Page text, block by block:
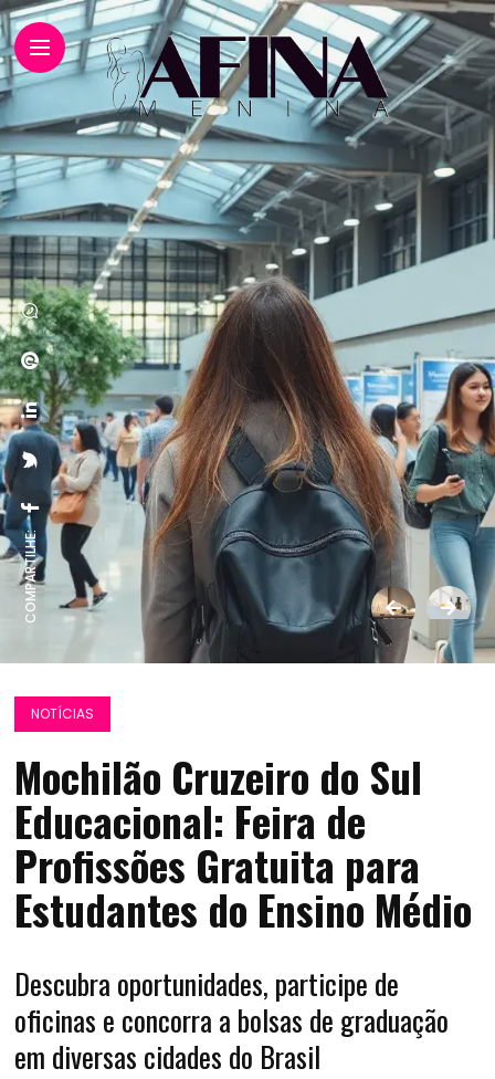
COMPARTILHE:
NOTÍCIAS
Mochilão Cruzeiro do Sul
Educacional: Feira de
Profissões Gratuita para
Estudantes do Ensino Médio
Descubra oportunidades, participe de
oficinas e concorra a bolsas de graduação
em diversas cidades do Brasil